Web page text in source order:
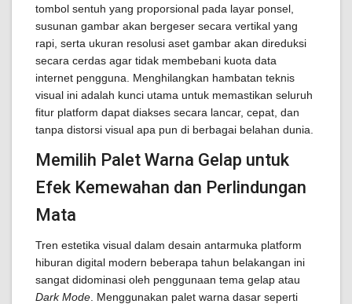
tombol sentuh yang proporsional pada layar ponsel,
susunan gambar akan bergeser secara vertikal yang
rapi, serta ukuran resolusi aset gambar akan direduksi
secara cerdas agar tidak membebani kuota data
internet pengguna. Menghilangkan hambatan teknis
visual ini adalah kunci utama untuk memastikan seluruh
fitur platform dapat diakses secara lancar, cepat, dan
tanpa distorsi visual apa pun di berbagai belahan dunia.
Memilih Palet Warna Gelap untuk
Efek Kemewahan dan Perlindungan
Mata
Tren estetika visual dalam desain antarmuka platform
hiburan digital modern beberapa tahun belakangan ini
sangat didominasi oleh penggunaan tema gelap atau
Dark Mode . Menggunakan palet warna dasar seperti